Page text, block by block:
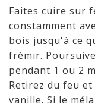
Faites cuire sur
constamment
bois jusqu'à ce
frémir.
pendant 1 ou 2
Retirez du feu
vanille. Si le